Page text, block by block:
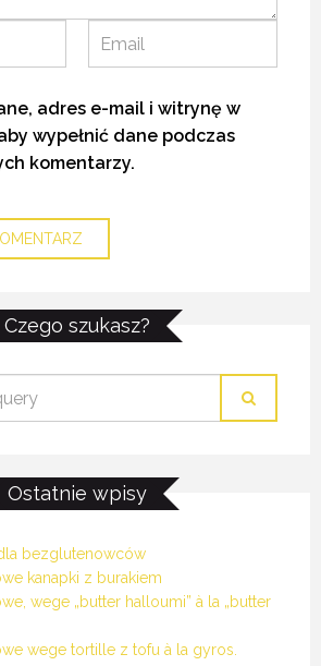
KANAPKI Z BURAKIEM
KANAPKI Z BURAKIEM
KANAPKI Z BURAKIEM
adres e-mail i witrynę w
wypełnić dane podczas
komentarzy.
Czego szukasz?
Ostatnie wpisy
bezglutenowców
kanapki z burakiem
wege „butter halloumi” à la „butter
wege tortille z tofu à la gyros.